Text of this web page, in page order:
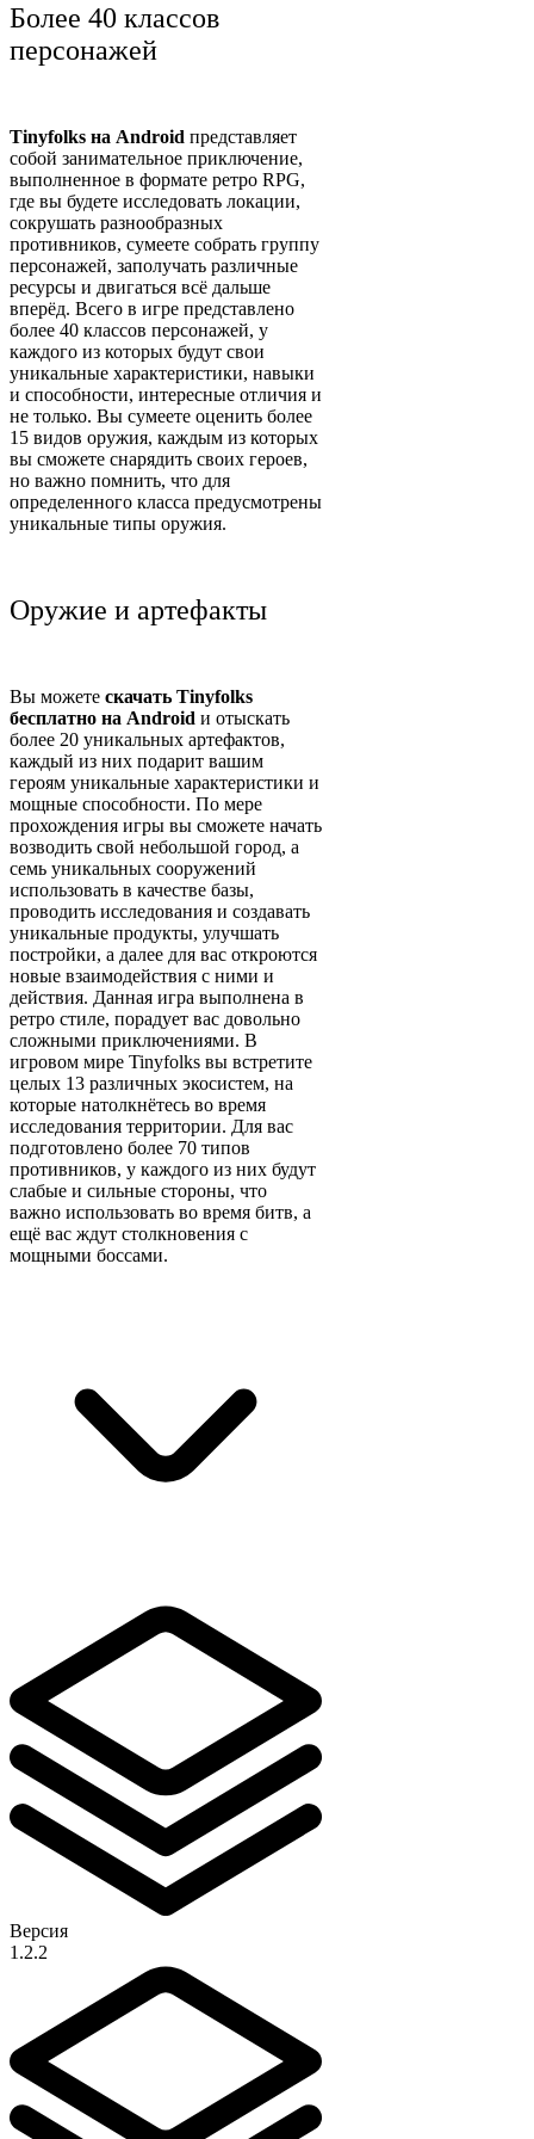
Более 40 классов
персонажей
Tinyfolks на Android представляет
собой занимательное приключение,
выполненное в формате ретро RPG,
где вы будете исследовать локации,
сокрушать разнообразных
противников, сумеете собрать группу
персонажей, заполучать различные
ресурсы и двигаться всё дальше
вперёд. Всего в игре представлено
более 40 классов персонажей, у
каждого из которых будут свои
уникальные характеристики, навыки
и способности, интересные отличия и
не только. Вы сумеете оценить более
15 видов оружия, каждым из которых
вы сможете снарядить своих героев,
но важно помнить, что для
определенного класса предусмотрены
уникальные типы оружия.
Оружие и артефакты
Вы можете скачать Tinyfolks
бесплатно на Android и отыскать
более 20 уникальных артефактов,
каждый из них подарит вашим
героям уникальные характеристики и
мощные способности. По мере
прохождения игры вы сможете начать
возводить свой небольшой город, а
семь уникальных сооружений
использовать в качестве базы,
проводить исследования и создавать
уникальные продукты, улучшать
постройки, а далее для вас откроются
новые взаимодействия с ними и
действия. Данная игра выполнена в
ретро стиле, порадует вас довольно
сложными приключениями. В
игровом мире Tinyfolks вы встретите
целых 13 различных экосистем, на
которые натолкнётесь во время
исследования территории. Для вас
подготовлено более 70 типов
противников, у каждого из них будут
слабые и сильные стороны, что
важно использовать во время битв, а
ещё вас ждут столкновения с
мощными боссами.
Версия
1.2.2